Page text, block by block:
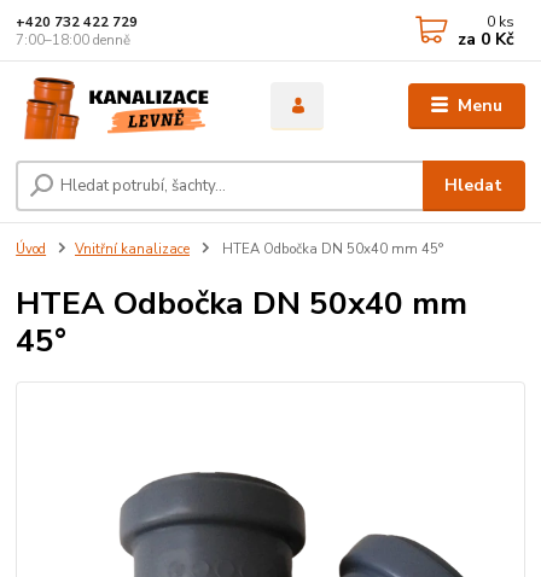
Menu
Hledat
+420 732 422 729
7:00–18:00 denně
0 ks
za 0 Kč
Úvod Vnitřní kanalizace HTEA Odbočka DN 50x40 mm 45°
HTEA Odbočka DN 50x40 mm
45°